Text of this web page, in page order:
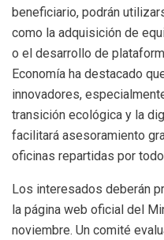
beneficiario, podrán
como la adquisición de
o el desarrollo de
Economía ha destacado
innovadores,
transición ecológica y la
facilitará asesoramiento
oficinas repartidas por
Los interesados deberán
la página web oficial del
noviembre. Un comité